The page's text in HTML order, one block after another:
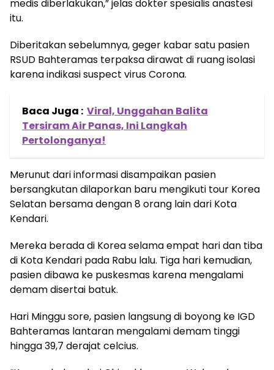
medis diberlakukan,” jelas dokter spesialis anastesi
itu.
Diberitakan sebelumnya, geger kabar satu pasien
RSUD Bahteramas terpaksa dirawat di ruang isolasi
karena indikasi suspect virus Corona.
Baca Juga : Viral, Unggahan Balita
Tersiram Air Panas, Ini Langkah
Pertolonganya!
Merunut dari informasi disampaikan pasien
bersangkutan dilaporkan baru mengikuti tour Korea
Selatan bersama dengan 8 orang lain dari Kota
Kendari.
Mereka berada di Korea selama empat hari dan tiba
di Kota Kendari pada Rabu lalu. Tiga hari kemudian,
pasien dibawa ke puskesmas karena mengalami
demam disertai batuk.
Hari Minggu sore, pasien langsung di boyong ke IGD
Bahteramas lantaran mengalami demam tinggi
hingga 39,7 derajat celcius.